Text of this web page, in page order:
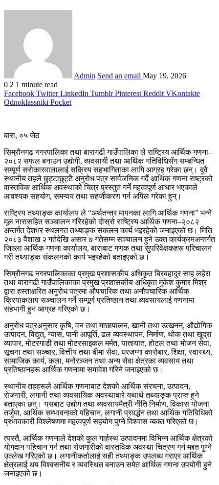
Admin Send an email May 19, 2026
0 2 1 minute read
Facebook Twitter LinkedIn Tumblr Pinterest Reddit VKontakte
Odnoklassniki Pocket
बारा, ०५ जेठ
सिम्रौनगढ नगरपालिका तथा बारागढी गाउँपालिका ले राष्ट्रिय आर्थिक गणना–
२०८२ सफल बनाउन उद्योगी, व्यवसायी तथा आर्थिक गतिविधिसँग सम्बन्धित
सम्पूर्ण सरोकारवालालाई सक्रिय सहभागिताका लागि आग्रह गरेका छन्। दुवै
स्थानीय तहले छुट्टाछुट्टै अनुरोध पत्र सार्वजनिक गर्दै आर्थिक गणना राष्ट्रको
वास्तविक आर्थिक अवस्थाको चित्र प्रस्तुत गर्ने महत्वपूर्ण आधार भएकाले
आवश्यक सहयोग, समन्वय तथा सहजीकरण गर्न अपिल गरेका हुन्।
राष्ट्रिय तथ्याङ्क कार्यालय ले “अर्थतन्त्र मापनका लागि आर्थिक गणना” भन्ने
मूल नारासहित सञ्चालन गरिरहेको दोस्रो राष्ट्रिय आर्थिक गणना–२०८२
अन्तर्गत देशभर स्थलगत तथ्याङ्क संकलन कार्य भइरहेको जनाइएको छ। मिति
२०८३ वैशाख २ गतेदेखि असार ७ गतेसम्म सञ्चालन हुने उक्त कार्यक्रमअन्तर्गत
जिल्ला आर्थिक गणना कार्यालय, बाराबाट गणक तथा सुपरिवेक्षकहरू परिचालन
गरी तथ्याङ्क संकलनको कार्य भइरहेको बताइएको छ।
सिम्रौनगढ नगरपालिकाका प्रमुख प्रशासकीय अधिकृत बिरबहादुर साह लहेरा
तथा बारागढी गाउँपालिकाका प्रमुख प्रशासकीय अधिकृत मुकेश कुमार मिश्र
द्वारा हस्ताक्षरित अनुरोध पत्रमा औपचारिक तथा अनौपचारिक आर्थिक
क्रियाकलाप सञ्चालन गर्ने सम्पूर्ण प्रतिष्ठान तथा व्यवसायलाई गणनामा
सहभागी हुन आग्रह गरिएको छ।
अनुरोध पत्रअनुसार कृषि, वन तथा माछापालन, खानी तथा उत्खनन्, औद्योगिक
उत्पादन, विद्युत्, ग्यास, पानी आपूर्ति, ढल व्यवस्थापन, निर्माण, थोक तथा खुद्रा
व्यापार, मोटरगाडी तथा मोटरसाइकल मर्मत, यातायात, होटल तथा भोजन सेवा,
सूचना तथा सञ्चार, वित्तीय तथा बीमा सेवा, घरजग्गा कारोबार, शिक्षा, स्वास्थ्य,
सामाजिक कार्य, कला, मनोरञ्जन तथा अन्य सेवा क्षेत्रका व्यवसाय तथा
प्रतिष्ठानहरू आर्थिक गणनामा समावेश गरिने जनाइएको छ।
स्थानीय तहहरूले आर्थिक गणनाबाट देशको आर्थिक संरचना, उत्पादन,
रोजगारी, लगानी तथा व्यवसायिक अवस्थाबारे यथार्थ तथ्याङ्क प्राप्त हुने
बताएका छन्। यसबाट उद्योग तथा व्यवसायमैत्री नीति निर्माण, विकास योजना
तर्जुमा, आर्थिक सम्भावनाको पहिचान, लगानी प्रवर्द्धन तथा आर्थिक गतिविधिको
प्रभावकारी विश्लेषणमा महत्वपूर्ण सहयोग पुग्ने विश्वास व्यक्त गरिएको छ।
त्यस्तै, आर्थिक गणनाले देशको कुल गार्हस्थ उत्पादनमा विभिन्न आर्थिक क्षेत्रको
योगदान पहिचान गर्न तथा रोजगारीको वास्तविक अवस्था चित्रण गर्न मद्दत पुग्ने
उल्लेख गरिएको छ। लगानीकर्तालाई सही तथ्याङ्क उपलब्ध गराएर आर्थिक
क्षेत्रलाई थप विश्वसनीय र व्यवस्थित बनाउन समेत आर्थिक गणना उपयोगी हुने
जनाइएको छ।